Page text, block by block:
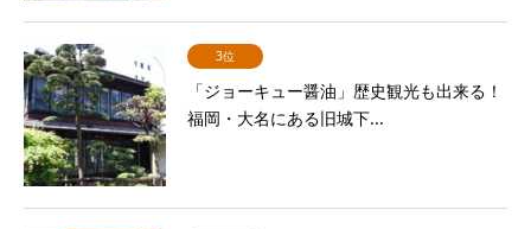
3位
「ジョーキュー醤油」歴史観光も出来る！
福岡・大名にある旧城下...